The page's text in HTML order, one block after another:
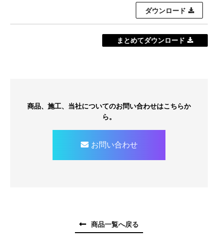
ダウンロード
まとめてダウンロード
商品、施工、当社についてのお問い合わせはこちらか
ら。
お問い合わせ
商品一覧へ戻る